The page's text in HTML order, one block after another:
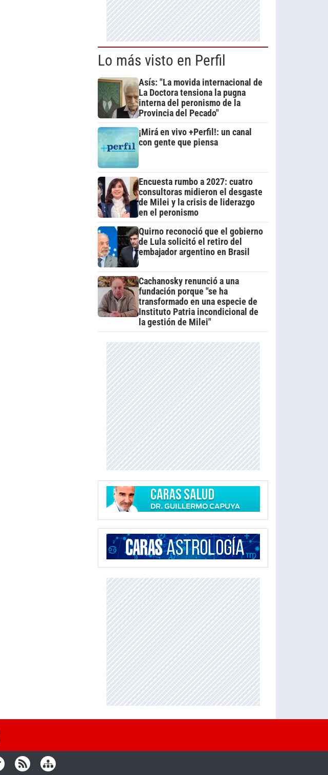
Lo más visto en Perfil
Asís: "La movida internacional de
La Doctora tensiona la pugna
interna del peronismo de la
Provincia del Pecado"
¡Mirá en vivo +Perfil!: un canal
con gente que piensa
Encuesta rumbo a 2027: cuatro
consultoras midieron el desgaste
de Milei y la crisis de liderazgo
en el peronismo
Quirno reconoció que el gobierno
de Lula solicitó el retiro del
embajador argentino en Brasil
Cachanosky renunció a una
fundación porque "se ha
transformado en una especie de
Instituto Patria incondicional de
la gestión de Milei"